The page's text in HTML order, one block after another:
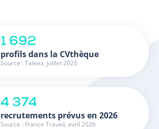
1 692
profils dans la CVthèque
Source : Taleez, juillet 2026
4 374
recrutements prévus en 2026
Source : France Travail, avril 2026